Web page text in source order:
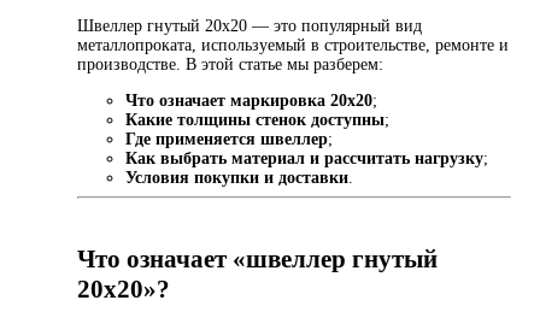
Швеллер гнутый 20х20 — это популярный вид
металлопроката, используемый в строительстве, ремонте и
производстве. В этой статье мы разберем:
Что означает маркировка 20х20;
Какие толщины стенок доступны;
Где применяется швеллер;
Как выбрать материал и рассчитать нагрузку;
Условия покупки и доставки
Что означает «швеллер гнутый
20х20»?